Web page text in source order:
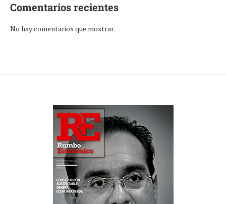
Comentarios recientes
No hay comentarios que mostrar.